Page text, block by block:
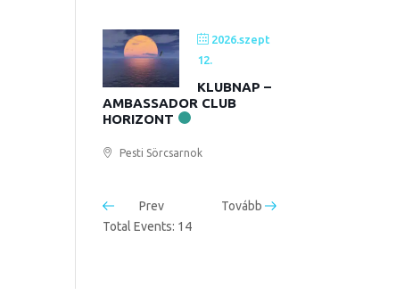
2026.szept
12.
KLUBNAP –
AMBASSADOR CLUB
HORIZONT
Pesti Sörcsarnok
Prev
Tovább
Total Events: 14